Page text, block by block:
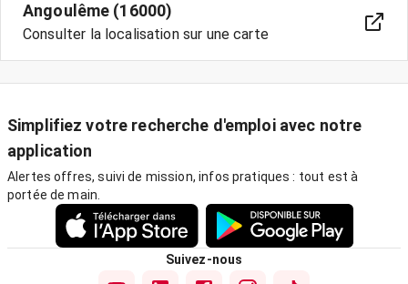
Angoulême (16000)
Consulter la localisation sur une carte
Simplifiez votre recherche d'emploi avec notre
application
Alertes offres, suivi de mission, infos pratiques : tout est à
portée de main.
Suivez-nous